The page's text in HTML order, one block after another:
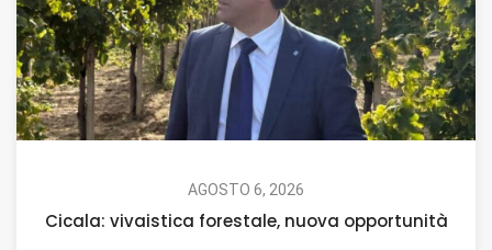
AGOSTO 6, 2026
Cicala: vivaistica forestale, nuova opportunità